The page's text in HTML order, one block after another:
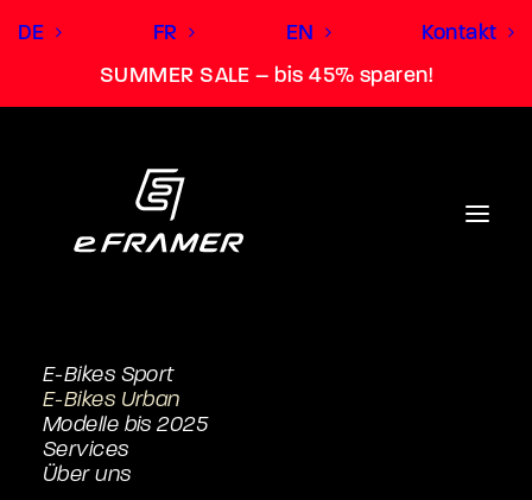
SUMMER SALE – bis 45% sparen!
DE FR EN Kontakt
E-Bikes Sport
E-Bikes Urban
Modelle bis 2025
Services
Über uns